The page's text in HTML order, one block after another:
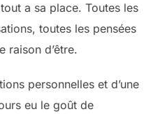
a sa place. Toutes les
toutes les pensées
raison d’être.
personnelles et d’une
eu le goût de